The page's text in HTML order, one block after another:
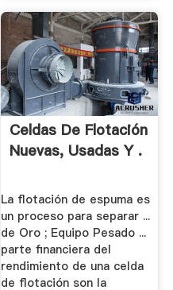
Celdas De Flotación
Nuevas, Usadas Y .
La flotación de espuma es
un proceso para separar ...
de Oro ; Equipo Pesado ...
parte financiera del
rendimiento de una celda
de flotación son la